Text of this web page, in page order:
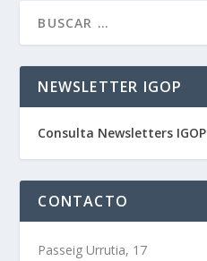
NEWSLETTER IGOP
Consulta Newsletters IGOP
CONTACTO
Passeig Urrutia, 17